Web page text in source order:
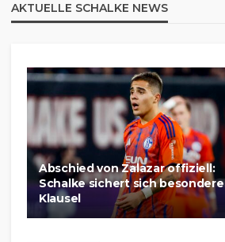
AKTUELLE SCHALKE NEWS
Abschied von Zalazar offiziell:
Schalke sichert sich besondere
Klausel